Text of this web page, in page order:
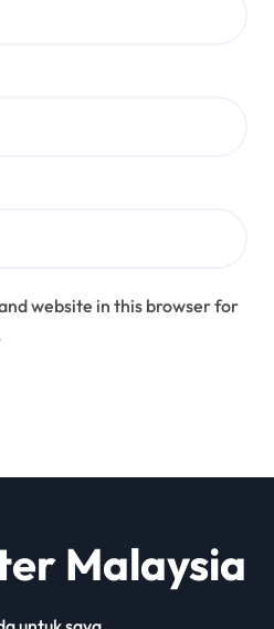
website in this browser for
Malaysia